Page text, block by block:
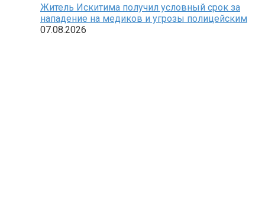
Житель Искитима получил условный срок за
нападение на медиков и угрозы полицейским
07.08.2026